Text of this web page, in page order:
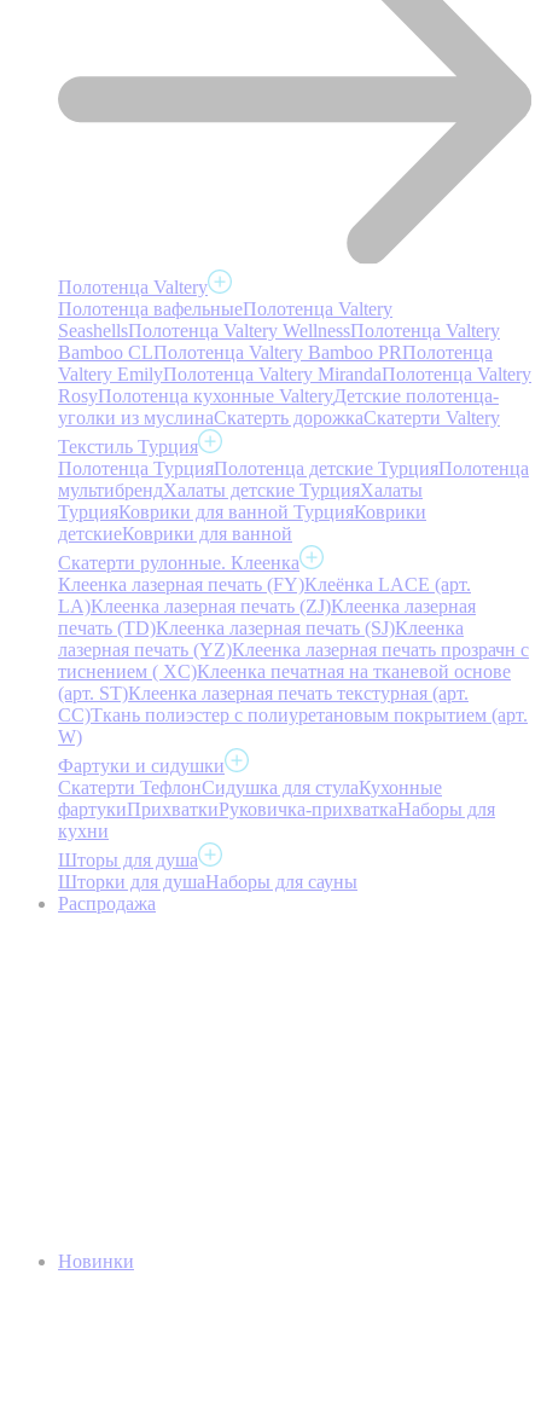
Полотенца Valtery
Полотенца вафельныеПолотенца Valtery
SeashellsПолотенца Valtery WellnessПолотенца Valtery
Bamboo CLПолотенца Valtery Bamboo PRПолотенца
Valtery EmilyПолотенца Valtery MirandaПолотенца Valtery
RosyПолотенца кухонные ValteryДетские полотенца-
уголки из муслинаСкатерть дорожкаСкатерти Valtery
Текстиль Турция
Полотенца ТурцияПолотенца детские ТурцияПолотенца
мультибрендХалаты детские ТурцияХалаты
ТурцияКоврики для ванной ТурцияКоврики
детскиеКоврики для ванной
Скатерти рулонные. Клеенка
Клеенка лазерная печать (FY)Клеёнка LACE (арт.
LA)Клеенка лазерная печать (ZJ)Клеенка лазерная
печать (TD)Клеенка лазерная печать (SJ)Клеенка
лазерная печать (YZ)Клеенка лазерная печать прозрачн с
тиснением ( XC)Клеенка печатная на тканевой основе
(арт. ST)Клеенка лазерная печать текстурная (арт.
CC)Ткань полиэстер с полиуретановым покрытием (арт.
W)
Фартуки и сидушки
Скатерти ТефлонСидушка для стулаКухонные
фартукиПрихваткиРуковичка-прихваткаНаборы для
кухни
Шторы для душа
Шторки для душаНаборы для сауны
Распродажа
Новинки